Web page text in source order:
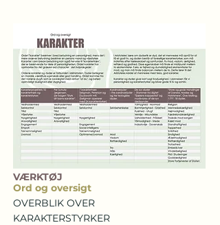
VÆRKTØJ
Ord og oversigt
OVERBLIK OVER
KARAKTERSTYRKER